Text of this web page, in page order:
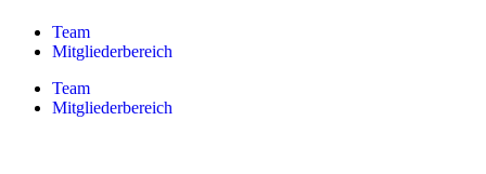
Team
Mitgliederbereich
Team
Mitgliederbereich